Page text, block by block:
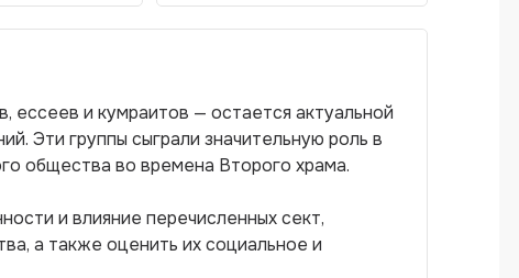
ессеев и кумраитов — остается актуальной
Эти группы сыграли значительную роль в
общества во времена Второго храма.
и влияние перечисленных сект,
а также оценить их социальное и